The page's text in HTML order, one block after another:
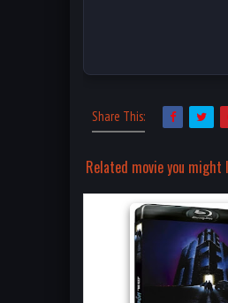
Share This:
Related movie you might